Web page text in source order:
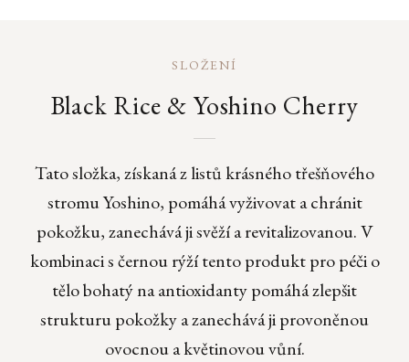
SLOŽENÍ
Black Rice & Yoshino Cherry
Tato složka, získaná z listů krásného třešňového
stromu Yoshino, pomáhá vyživovat a chránit
pokožku, zanechává ji svěží a revitalizovanou. V
kombinaci s černou rýží tento produkt pro péči o
tělo bohatý na antioxidanty pomáhá zlepšit
strukturu pokožky a zanechává ji provoněnou
ovocnou a květinovou vůní.